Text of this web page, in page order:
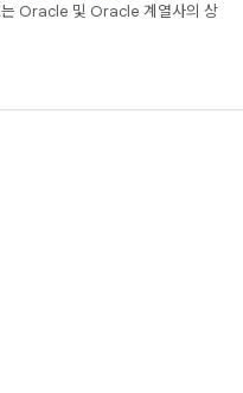
Oracle 및 Oracle 계열사의 상